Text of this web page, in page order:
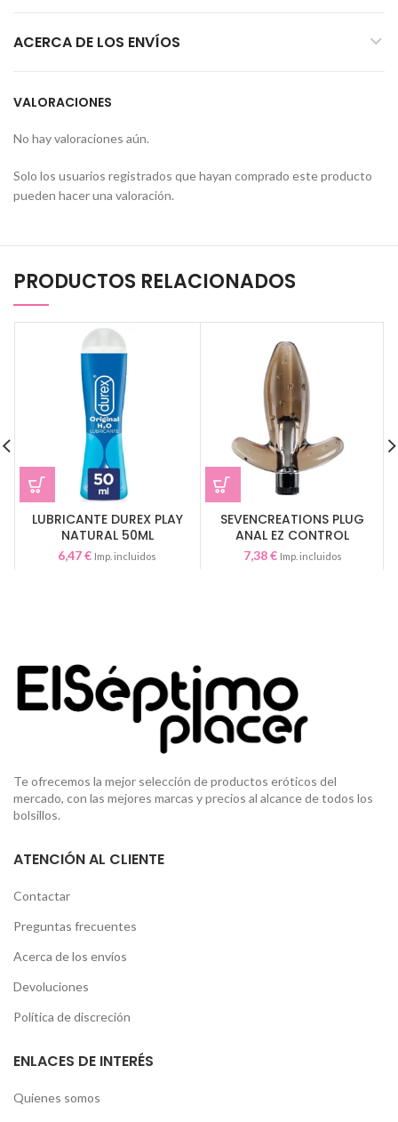
ACERCA DE LOS ENVÍOS
VALORACIONES
No hay valoraciones aún.
Solo los usuarios registrados que hayan comprado este producto
pueden hacer una valoración.
PRODUCTOS RELACIONADOS
LUBRICANTE DUREX PLAY
NATURAL 50ML
6,47€ Imp. incluidos
SEVENCREATIONS PLUG
ANAL EZ CONTROL
ELECTRONICO
7,38€ Imp. incluidos
Te ofrecemos la mejor selección de productos eróticos del
mercado, con las mejores marcas y precios al alcance de todos los
bolsillos.
ATENCIÓN AL CLIENTE
Contactar
Preguntas frecuentes
Acerca de los envíos
Devoluciones
Política de discreción
ENLACES DE INTERÉS
Quienes somos